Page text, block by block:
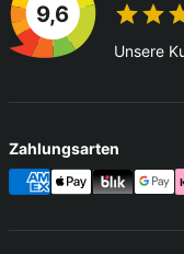
9,6
Unsere
Zahlungsarten